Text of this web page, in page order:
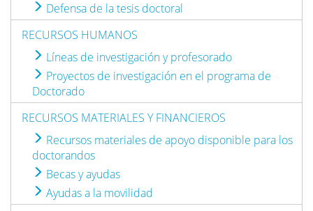
Defensa de la tesis doctoral
RECURSOS HUMANOS
Líneas de investigación y profesorado
Proyectos de investigación en el programa de
Doctorado
RECURSOS MATERIALES Y FINANCIEROS
Recursos materiales de apoyo disponible para los
doctorandos
Becas y ayudas
Ayudas a la movilidad